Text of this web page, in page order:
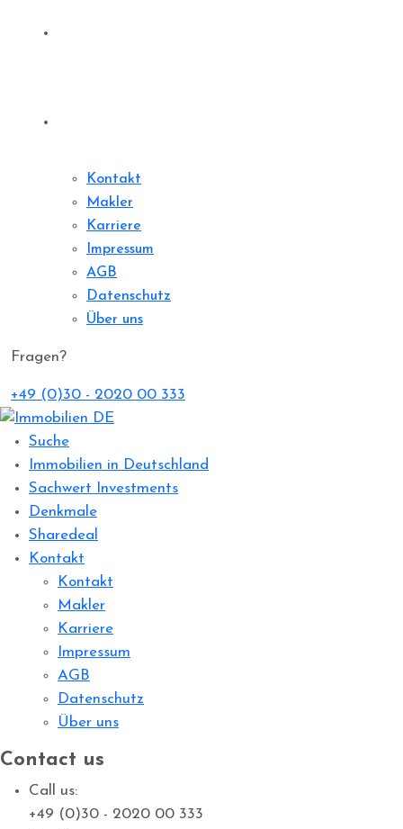
Kontakt
Makler
Karriere
Impressum
AGB
Datenschutz
Über uns
Fragen?
+49 (0)30 - 2020 00 333
Suche
Immobilien in Deutschland
Sachwert Investments
Denkmale
Sharedeal
Kontakt
Kontakt
Makler
Karriere
Impressum
AGB
Datenschutz
Über uns
Contact us
Call us:
+49 (0)30 - 2020 00 333